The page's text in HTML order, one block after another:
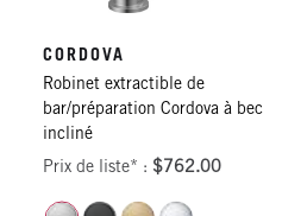
CORDOVA
Robinet extractible de
bar/préparation Cordova à bec
incliné
Prix de liste* : $762.00